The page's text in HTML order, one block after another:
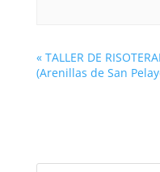
«TALLER DE
(Arenillas de San